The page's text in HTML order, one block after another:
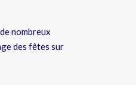
nombreux
des fêtes sur